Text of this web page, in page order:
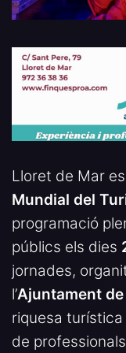
Lloret de Mar
Mundial del
programació
públics els dies
jornades,
l’Ajuntament
riquesa
de